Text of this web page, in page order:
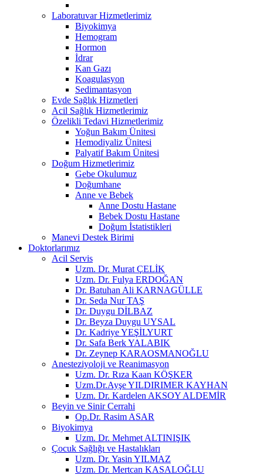
Laboratuvar Hizmetlerimiz
Biyokimya
Hemogram
Hormon
İdrar
Kan Gazı
Koagulasyon
Sedimantasyon
Evde Sağlık Hizmetleri
Acil Sağlık Hizmetlerimiz
Özelikli Tedavi Hizmetlerimiz
Yoğun Bakım Ünitesi
Hemodiyaliz Ünitesi
Palyatif Bakım Ünitesi
Doğum Hizmetlerimiz
Gebe Okulumuz
Doğumhane
Anne ve Bebek
Anne Dostu Hastane
Bebek Dostu Hastane
Doğum İstatistikleri
Manevi Destek Birimi
Doktorlarımız
Acil Servis
Uzm. Dr. Murat ÇELİK
Uzm. Dr. Fulya ERDOĞAN
Dr. Batuhan Ali KARNAGÜLLE
Dr. Seda Nur TAŞ
Dr. Duygu DİLBAZ
Dr. Beyza Duygu UYSAL
Dr. Kadriye YEŞİLYURT
Dr. Safa Berk YALABIK
Dr. Zeynep KARAOSMANOĞLU
Anesteziyoloji ve Reanimasyon
Uzm. Dr. Rıza Kaan KÖŞKER
Uzm.Dr.Ayşe YILDIRIMER KAYHAN
Uzm. Dr. Kardelen AKSOY ALDEMİR
Beyin ve Sinir Cerrahi
Op.Dr. Rasim ASAR
Biyokimya
Uzm. Dr. Mehmet ALTINIŞIK
Çocuk Sağlığı ve Hastalıkları
Uzm. Dr. Yasin YILMAZ
Uzm. Dr. Mertcan KASALOĞLU